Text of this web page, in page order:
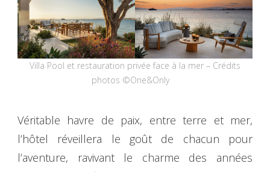
Villa Pool et restauration privée face à la mer – Crédits
photos ©One&Only
Véritable havre de paix, entre terre et mer,
l’hôtel réveillera le goût de chacun pour
l’aventure, ravivant le charme des années